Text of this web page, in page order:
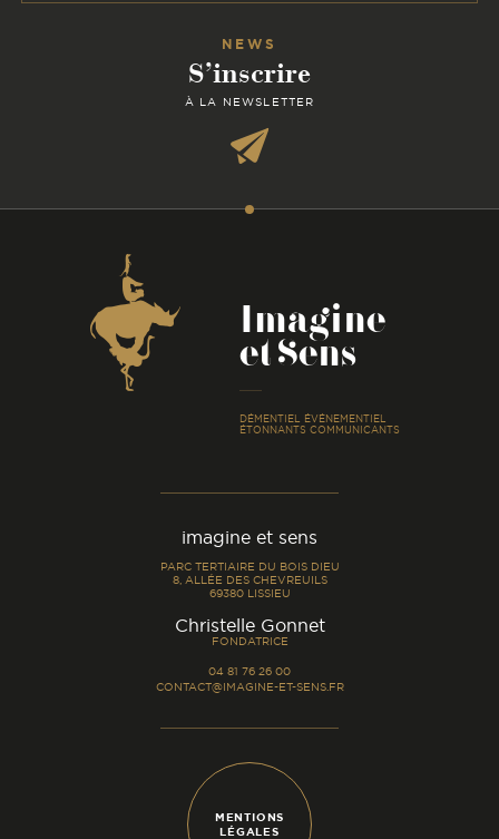
NEWS
S’inscrire
À LA NEWSLETTER
Coordonnées
Imagine
et Sens
DÉMENTIEL ÉVÉNEMENTIEL
ÉTONNANTS COMMUNICANTS
imagine et sens
PARC TERTIAIRE DU BOIS DIEU
8, ALLÉE DES CHEVREUILS
69380 LISSIEU
Christelle Gonnet-
FONDATRICE
04 81 76 26 00
CONTACT@IMAGINE-ET-SENS.FR
MENTIONS
LÉGALES